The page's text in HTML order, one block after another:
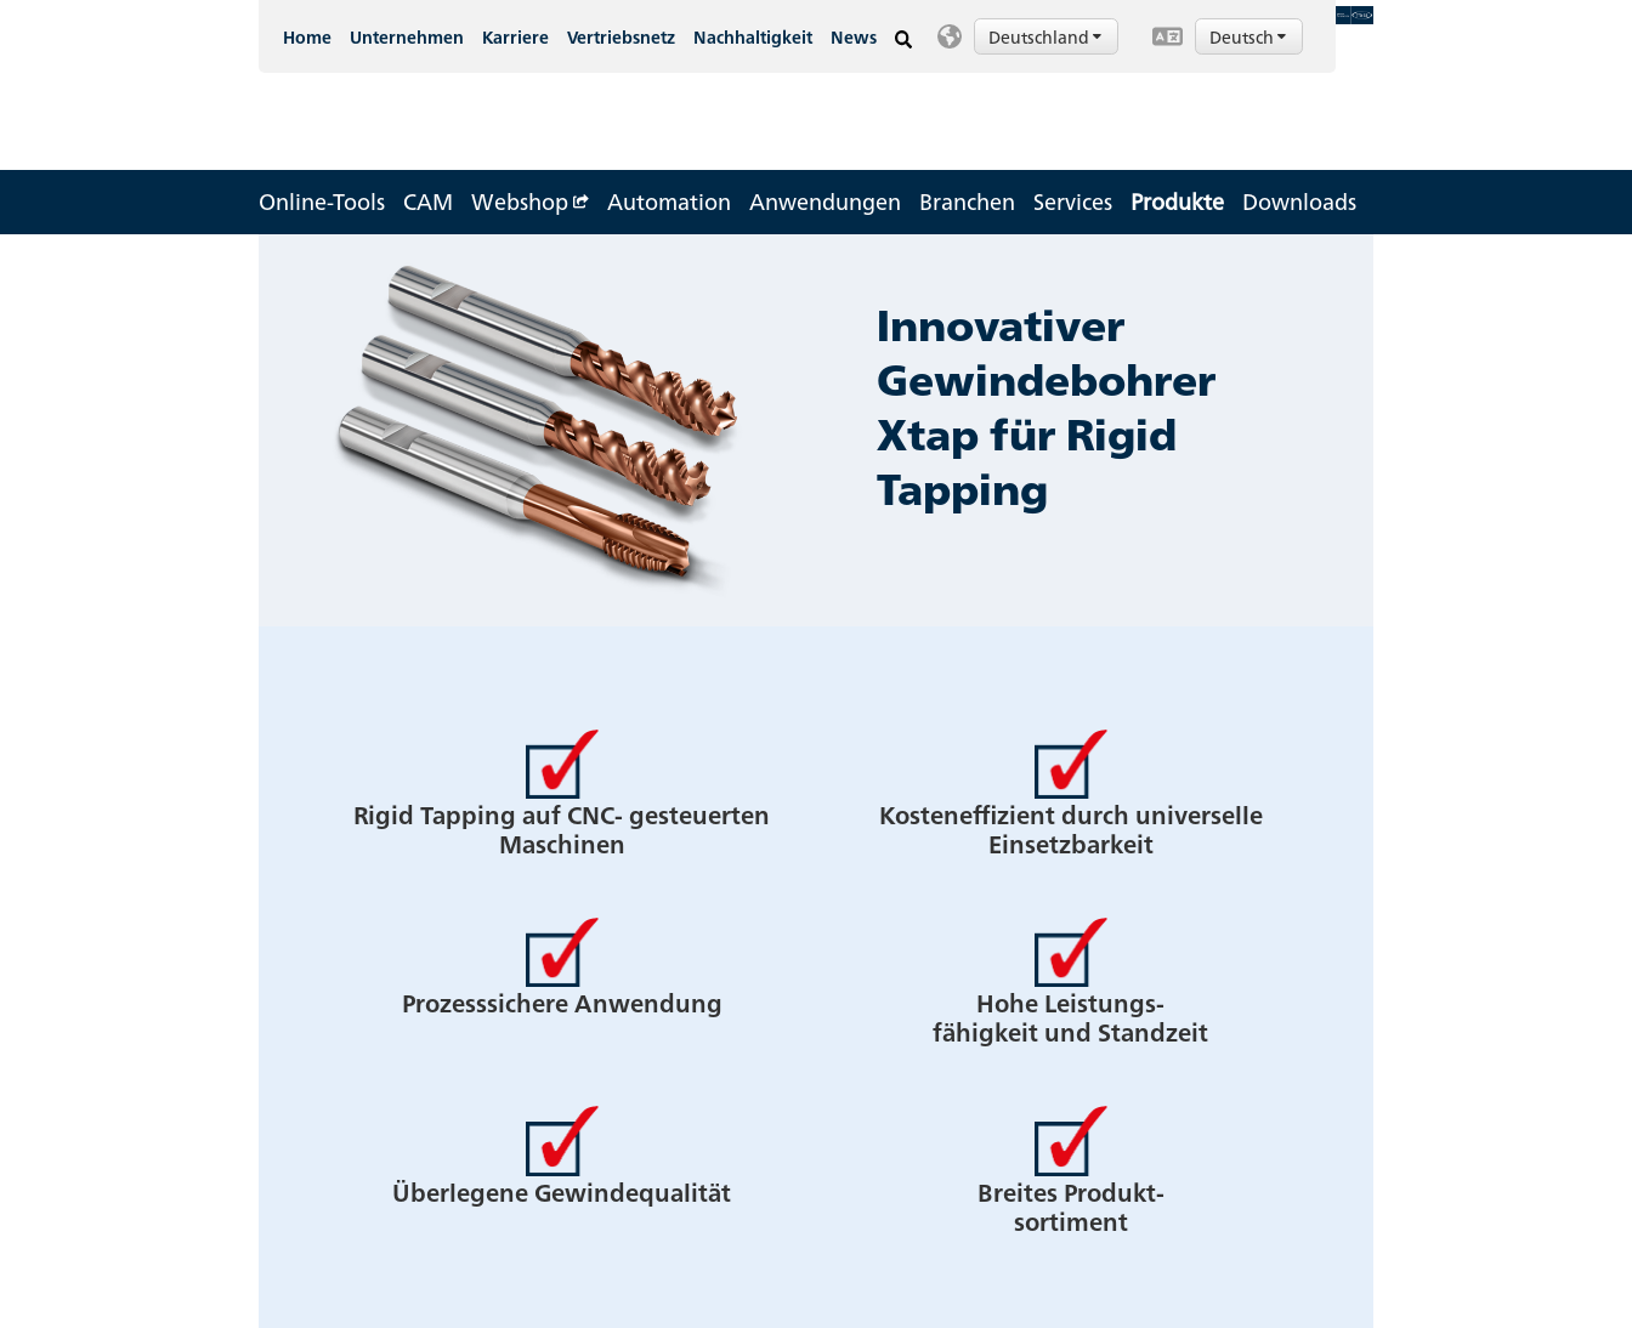
Home Unternehmen Karriere Vertriebsnetz Nachhaltigkeit News Deutschland Deutsch
Online-Tools CAM Webshop Automation Anwendungen Branchen Services Produkte Downloads
Innovativer
Gewindebohrer
Xtap für Rigid
Tapping
Rigid Tapping auf CNC- gesteuerten
Maschinen
Kosteneffizient durch universelle
Einsetzbarkeit
Prozesssichere Anwendung
Hohe Leistungs-
fähigkeit und Standzeit
Überlegene Gewindequalität
Breites Produkt-
sortiment